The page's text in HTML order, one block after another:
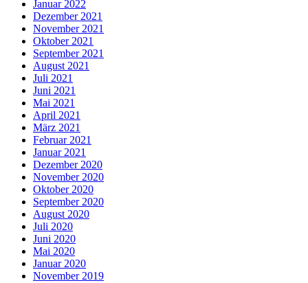
Januar 2022
Dezember 2021
November 2021
Oktober 2021
September 2021
August 2021
Juli 2021
Juni 2021
Mai 2021
April 2021
März 2021
Februar 2021
Januar 2021
Dezember 2020
November 2020
Oktober 2020
September 2020
August 2020
Juli 2020
Juni 2020
Mai 2020
Januar 2020
November 2019